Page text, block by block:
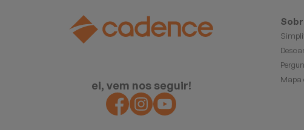
ei, vem nos seguir!
Mapa